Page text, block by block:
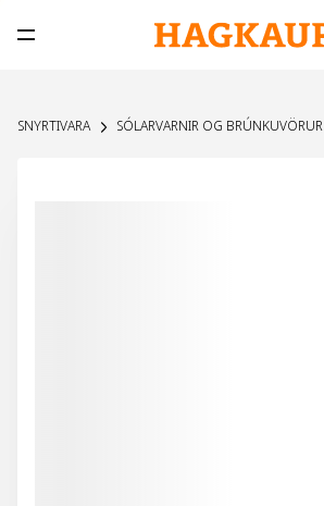
Opna aðalvalmynd
SNYRTIVARA SÓLARVARNIR OG BRÚNKUVÖRUR